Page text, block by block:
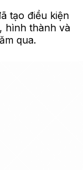
tạo điều kiện
hình thành và
qua.